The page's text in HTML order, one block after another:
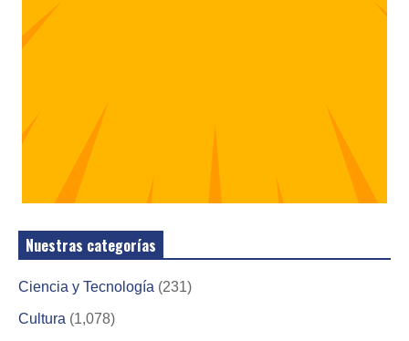
Nuestras categorías
Ciencia y Tecnología (231)
Cultura (1,078)